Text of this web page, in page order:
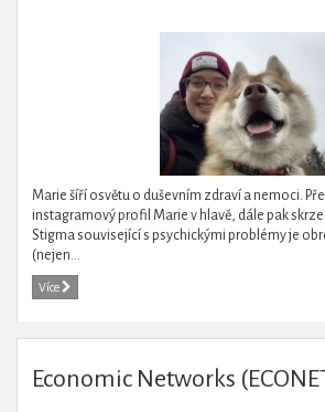
Marie šíří osvětu o duševním zdraví a nemoci.
instagramový profil Marie v hlavě, dále pak
Stigma související s psychickými problémy je
(nejen...
Více
Economic Networks